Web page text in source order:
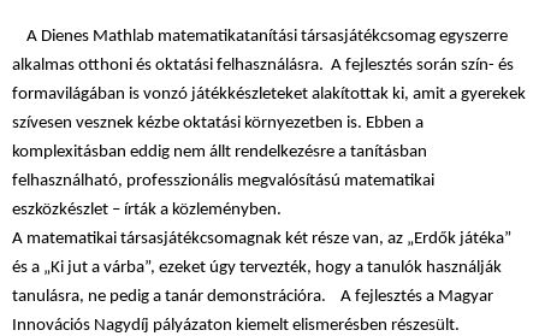
A Dienes Mathlab matematikatanítási társasjátékcsomag egyszerre
alkalmas otthoni és oktatási felhasználásra. A fejlesztés során szín- és
formavilágában is vonzó játékkészleteket alakítottak ki, amit a gyerekek
szívesen vesznek kézbe oktatási környezetben is. Ebben a
komplexitásban eddig nem állt rendelkezésre a tanításban
felhasználható, professzionális megvalósítású matematikai
eszközkészlet – írták a közleményben.
A matematikai társasjátékcsomagnak két része van, az „Erdők játéka”
és a „Ki jut a várba”, ezeket úgy tervezték, hogy a tanulók használják
tanulásra, ne pedig a tanár demonstrációra. A fejlesztés a Magyar
Innovációs Nagydíj pályázaton kiemelt elismerésben részesült.